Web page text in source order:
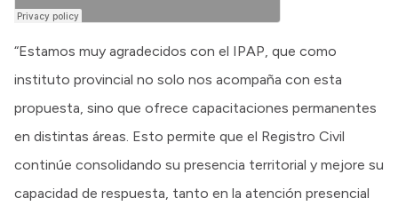
“Estamos muy agradecidos con el IPAP, que como
instituto provincial no solo nos acompaña con esta
propuesta, sino que ofrece capacitaciones permanentes
en distintas áreas. Esto permite que el Registro Civil
continúe consolidando su presencia territorial y mejore su
capacidad de respuesta, tanto en la atención presencial